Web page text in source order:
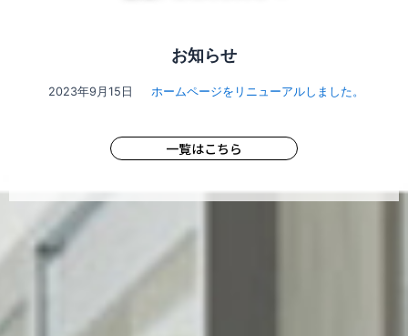
お知らせ
ホームページをリニューアルしました。
2023年9月15日
一覧はこちら